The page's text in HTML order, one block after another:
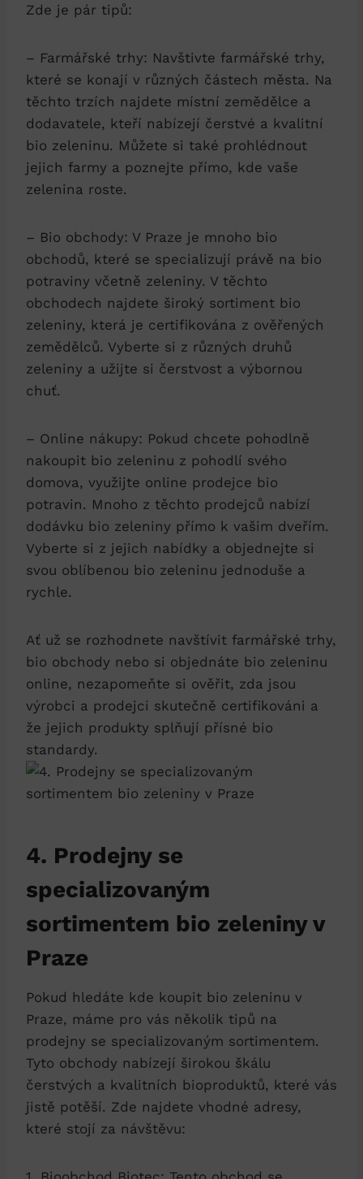
Zde je pár tipů:
– Farmářské trhy: Navštivte farmářské trhy,
které se konají v různých částech města.‍ Na
těchto trzích najdete místní zemědělce a
dodavatele, kteří nabízejí čerstvé a kvalitní
bio zeleninu. Můžete si také prohlédnout
jejich ⁤farmy a poznejte přímo, kde vaše
zelenina ​roste.
– Bio obchody: V Praze je mnoho bio
obchodů, které se specializují právě na ⁤bio
potraviny ⁢včetně zeleniny. V těchto
obchodech najdete široký sortiment bio
⁢zeleniny, která je certifikována z ověřených
zemědělců. Vyberte si z různých druhů
zeleniny a užijte si čerstvost a výbornou⁢
chuť.
– Online nákupy:⁢ Pokud chcete pohodlně
nakoupit bio zeleninu z pohodlí ⁣svého​
domova, využijte ⁢online prodejce bio
potravin. Mnoho z těchto​ prodejců nabízí
dodávku bio zeleniny⁤ přímo k vašim dveřím.
Vyberte si z jejich⁣ nabídky a objednejte si
svou oblíbenou bio zeleninu jednoduše ⁤a
rychle.
Ať už​ se⁣ rozhodnete ⁢navštívit farmářské trhy,
bio‍ obchody nebo ⁢si objednáte ​bio zeleninu
⁣online, nezapomeňte ⁤si ověřit, zda ‌jsou
výrobci ⁢a prodejci skutečně certifikováni a​
že jejich produkty splňují přísné bio
standardy.
4. Prodejny⁢ se
specializovaným​
sortimentem bio⁢ zeleniny v
Praze
Pokud hledáte kde ‍koupit‍ bio zeleninu v
Praze, ​máme pro‍ vás několik‍ tipů na
prodejny⁢ se specializovaným sortimentem.
Tyto obchody nabízejí⁢ širokou škálu⁤
čerstvých​ a kvalitních bioproduktů, ⁤které vás
⁣jistě potěší. Zde najdete vhodné adresy, ​
které stojí za⁤ návštěvu: